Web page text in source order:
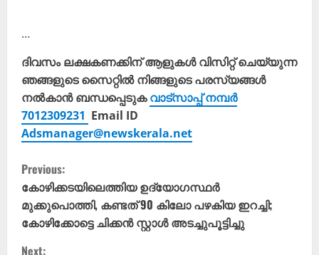
…
ദിവസം ലക്ഷകണക്കിന് ആളുകൾ വിസിറ്റ് ചെയ്യുന്ന
ഞങ്ങളുടെ സൈറ്റിൽ നിങ്ങളുടെ പരസ്യങ്ങൾ
നൽകാൻ ബന്ധപ്പെടുകവാട്സാപ്പ് നമ്പർ
7012309231 Email ID
Adsmanager@newskerala.net
C
o
n
Previous:
കോഴിക്കടയിലെത്തിയ ഉദ്യോഗസ്ഥർ
മുക്കുപൊത്തി, കണ്ടത് 90 കിലോ പഴകിയ ഇറച്ചി;
കോഴിക്കോട്ടെ ചിക്കന്‍ സ്റ്റാള്‍ അടച്ചുപൂട്ടിച്ചു
Next: